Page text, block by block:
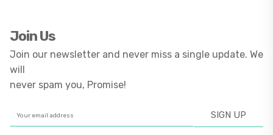
Join Us
Join our newsletter and never miss a single update. We
will
never spam you, Promise!